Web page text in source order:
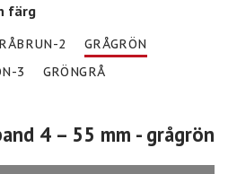
färg
2
GRÅGRÖN
3
GRÖNGRÅ
4 – 55 mm - grågrön